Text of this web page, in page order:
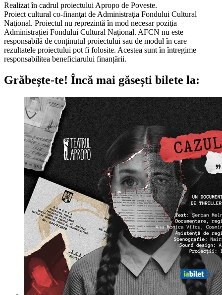
Realizat în cadrul proiectului Apropo de Poveste.
Proiect cultural co-finanţat de Administraţia Fondului Cultural
Naţional. Proiectul nu reprezintă în mod necesar poziţia
Administrației Fondului Cultural Național. AFCN nu este
responsabilă de conținutul proiectului sau de modul în care
rezultatele proiectului pot fi folosite. Acestea sunt în întregime
responsabilitea beneficiarului finanțării.
Grăbește-te! Încă mai găsești bilete la: